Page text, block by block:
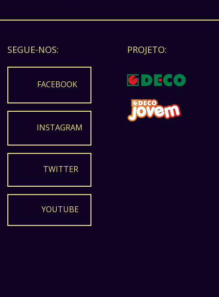
SEGUE-NOS:
FACEBOOK
INSTAGRAM
TWITTER
YOUTUBE
PROJETO: